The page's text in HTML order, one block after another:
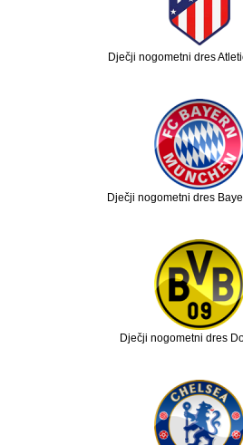
Dječji nogometni dres
Dječji nogometni dres
Dječji nogometni dres